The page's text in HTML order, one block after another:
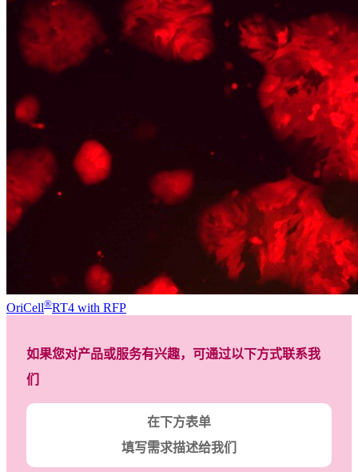
OriCell®RT4 with RFP
如果您对产品或服务有兴趣，可通过以下方式联系我
们
在下方表单
填写需求描述给我们